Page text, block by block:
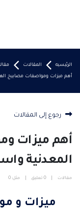
الرئيسيه المقالات
أهم ميزات ومواصفات مصابيح
رجوع إلى المقالات
أهم ميزات
المعدنية
مقالات 0 تعليق مثل: 0
ميزات و